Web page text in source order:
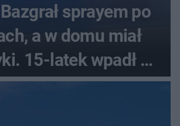
sprayem po
a w domu miał
15-latek wpadł w
policjantów